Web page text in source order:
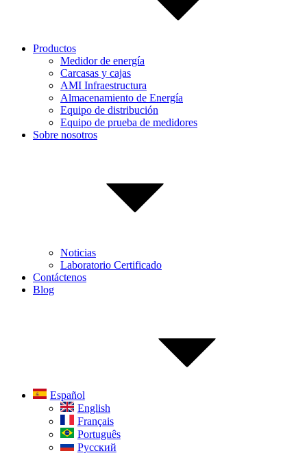
Productos
Medidor de energía
Carcasas y cajas
AMI Infraestructura
Almacenamiento de Energía
Equipo de distribución
Equipo de prueba de medidores
Sobre nosotros
Noticias
Laboratorio Certificado
Contáctenos
Blog
Español
English
Français
Português
Русский